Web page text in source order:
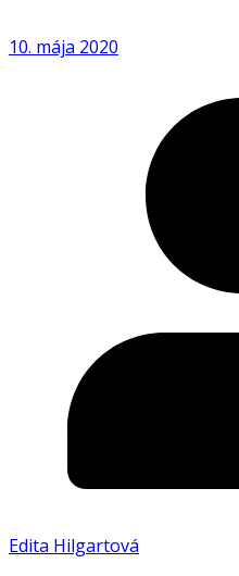
10. mája 2020
Edita Hilgartová